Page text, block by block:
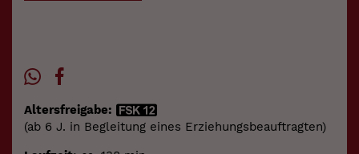
Altersfreigabe:
(ab 6 J. in Begleitung eines Erziehungsbeauftragten)